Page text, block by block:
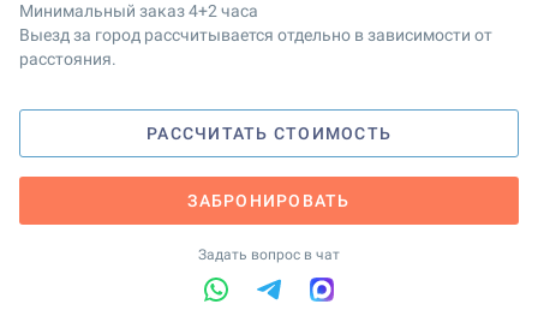
Минимальный заказ 4+2 часа
Выезд за город рассчитывается отдельно в зависимости от
расстояния.
РАССЧИТАТЬ СТОИМОСТЬ
ЗАБРОНИРОВАТЬ
Задать вопрос в чат